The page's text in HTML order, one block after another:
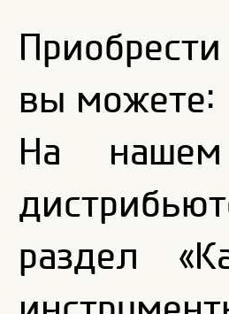
вы можете:
На нашем
раздел